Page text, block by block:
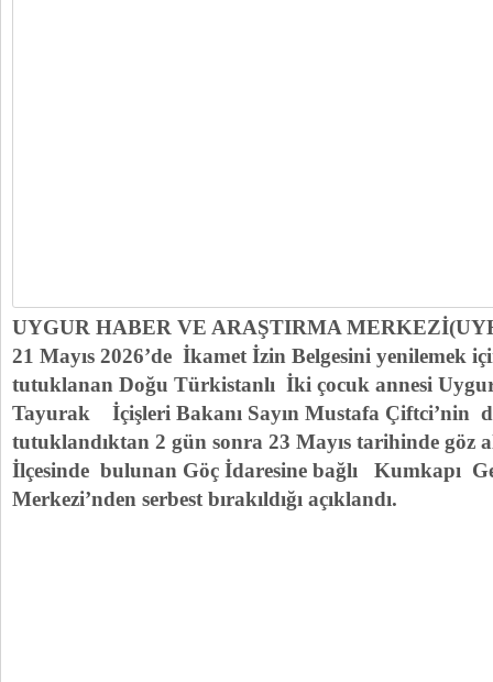
UYGUR HABER VE ARAŞTIRMA
21 Mayıs 2026’de İkamet İzin Belgesini yenilemek
tutuklanan Doğu Türkistanlı İki çocuk annesi
Tayurak İçişleri Bakanı Sayın Mustafa Çiftci’nin
tutuklandıktan 2 gün sonra 23 Mayıs tarihinde göz
İlçesinde bulunan Göç İdaresine bağlı Kumkapı
Merkezi’nden serbest bırakıldığı açıklandı.